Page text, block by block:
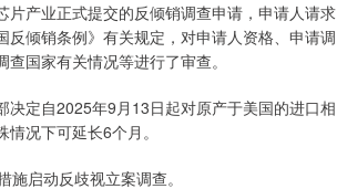
产业正式提交的反倾销调查申请，申请人请求
倾销条例》有关规定，对申请人资格、申请调
国家有关情况等进行了审查。
定自2025年9月13日起对原产于美国的进口相
况下可延长6个月。
启动反歧视立案调查。